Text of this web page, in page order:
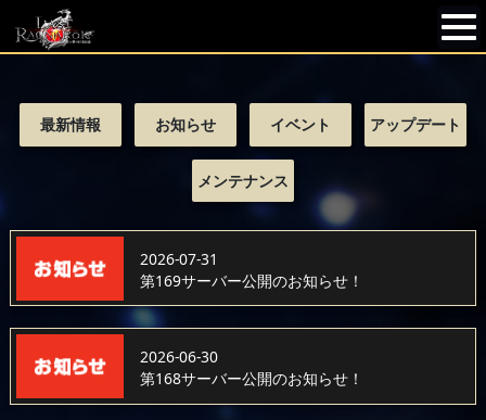
最新情報 お知らせ イベント アップデート
メンテナンス
2026-07-31
第169サーバー公開のお知らせ！
2026-06-30
第168サーバー公開のお知らせ！